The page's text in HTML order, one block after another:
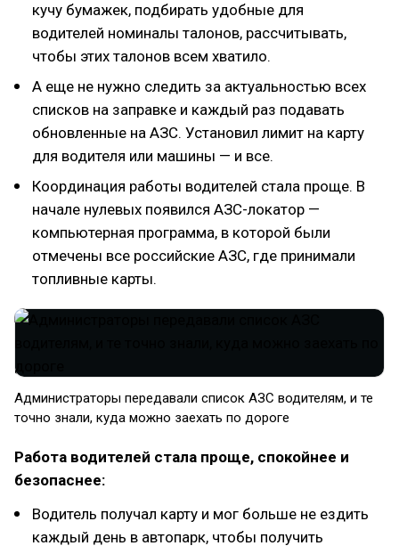
кучу бумажек, подбирать удобные для
водителей номиналы талонов, рассчитывать,
чтобы этих талонов всем хватило.
А еще не нужно следить за актуальностью всех
списков на заправке и каждый раз подавать
обновленные на АЗС. Установил лимит на карту
для водителя или машины — и все.
Координация работы водителей стала проще. В
начале нулевых появился АЗС-локатор —
компьютерная программа, в которой были
отмечены все российские АЗС, где принимали
топливные карты.
Администраторы передавали список АЗС водителям, и те
точно знали, куда можно заехать по дороге
Работа водителей стала проще, спокойнее и
безопаснее:
Водитель получал карту и мог больше не ездить
каждый день в автопарк, чтобы получить